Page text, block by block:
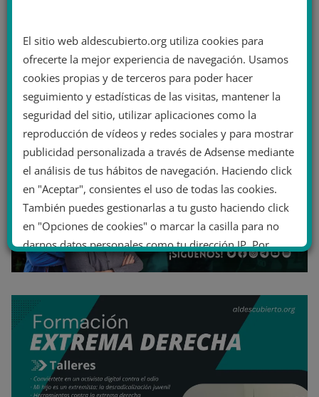
El sitio web aldescubierto.org utiliza cookies para
ofrecerte la mejor experiencia de navegación. Usamos
cookies propias y de terceros para poder hacer
seguimiento y estadísticas de las visitas, mantener la
seguridad del sitio, utilizar aplicaciones como la
reproducción de vídeos y redes sociales y para mostrar
publicidad personalizada a través de Adsense mediante
el análisis de tus hábitos de navegación. Haciendo click
en "Aceptar", consientes el uso de todas las cookies.
También puedes gestionarlas a tu gusto haciendo click
en "Opciones de cookies" o marcar la casilla para no
darnos datos personales como tu dirección IP. Por
último, puedes leer nuestra Política de cookies.
No dar mi información personal
Opciones de cookies Aceptar cookies
Rechazar cookies Política de cookies